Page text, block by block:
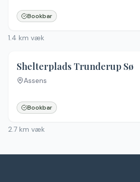
Bookbar
1.4 km væk
Shelterplads Trunderup Sø
Assens
Bookbar
2.7 km væk